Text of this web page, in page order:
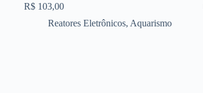
R$ 103,00
Reatores Eletrônicos, Aquarismo